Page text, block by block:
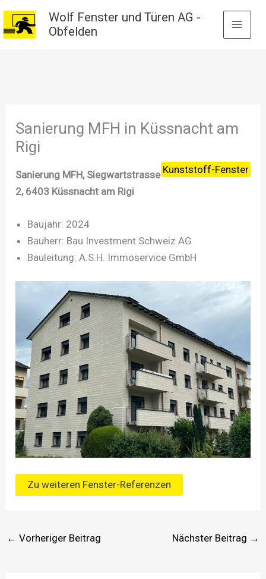
Zum
Inhalt
springen
Wolf Fenster und Türen AG -
Obfelden
Sanierung MFH in Küssnacht am
Rigi
Kunststoff-Fenster
Sanierung MFH, Siegwartstrasse
2, 6403 Küssnacht am Rigi
Baujahr: 2024
Bauherr: Bau Investment Schweiz AG
Bauleitung: A.S.H. Immoservice GmbH
Zu weiteren Fenster-Referenzen
← Vorheriger Beitrag Nächster Beitrag →